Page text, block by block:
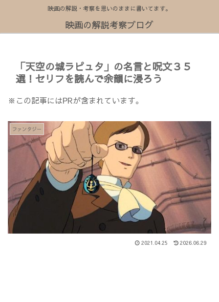
映画の解説・考察を思いのままに書いてます。
映画の解説考察ブログ
「天空の城ラピュタ」の名言と呪文３５
選！セリフを読んで余韻に浸ろう
※この記事にはPRが含まれています。
ファンタジー
2021.04.25 2026.06.29